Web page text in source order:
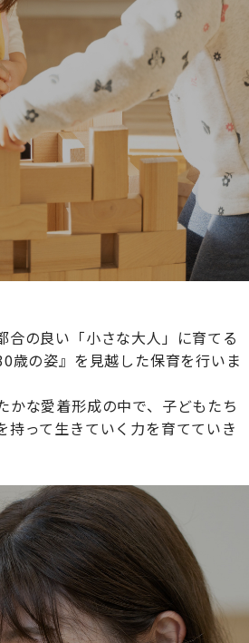
んグループは女性が安心して働き
り組んでおり、厚生労働省の
合の良い「小さな大人」に育てる
歳の姿』を見越した保育を行いま
かな愛着形成の中で、子どもたち
持って生きていく力を育てていき